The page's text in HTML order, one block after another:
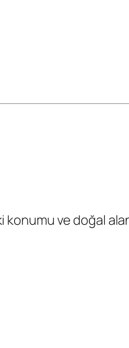
konumu ve doğal